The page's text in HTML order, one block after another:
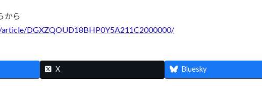
から
DGXZQOUD18BHP0Y5A211C2000000/
X Bluesky